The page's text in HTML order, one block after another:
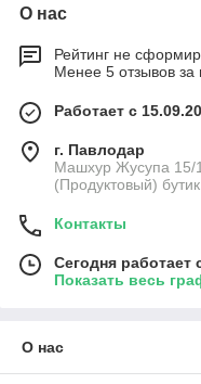
О нас
Рейтинг не
Менее 5 отзывов за
Работает с
г. Павлодар
Машхур Жусупа
(Продуктовый)
Контакты
Сегодня работает
Показать весь
О нас